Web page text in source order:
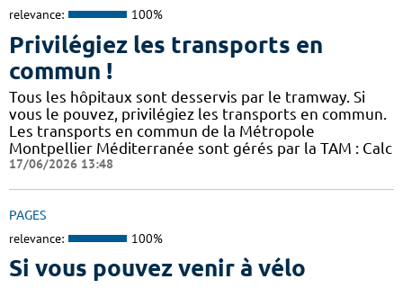
relevance: 100%
Privilégiez les transports en
commun !
Tous les hôpitaux sont desservis par le tramway. Si
vous le pouvez, privilégiez les transports en commun.
Les transports en commun de la Métropole
Montpellier Méditerranée sont gérés par la TAM : Calc
17/06/2026 13:48
PAGES
relevance: 100%
Si vous pouvez venir à vélo